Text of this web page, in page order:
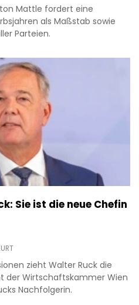
Mattle fordert eine
als Maßstab sowie
Parteien.
Sie ist die neue Chefin
zieht Walter Ruck die
der Wirtschaftskammer Wien
Nachfolgerin.